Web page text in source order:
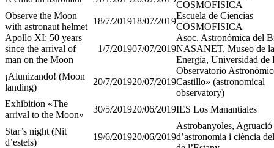
COSMOFISICA
Observe the Moon
with astronaut helmet
18/7/201918/07/2019
Escuela de Ciencias
COSMOFISICA
Apollo XI: 50 years
since the arrival of
man on the Moon
1/7/201907/07/2019
Asoc. Astronómica del
NASANET, Museo de la
Energía, Universidad de
¡Alunizando! (Moon
landing)
20/7/201920/07/2019
Observatorio
Castillo» (astronomical
observatory)
Exhibition «The
arrival to the Moon»
30/5/201920/06/2019IES Los Manantiales
Star’s night (Nit
d’estels)
19/6/201920/06/2019
Astrobanyoles, Agruació
d’astronomia i ciència